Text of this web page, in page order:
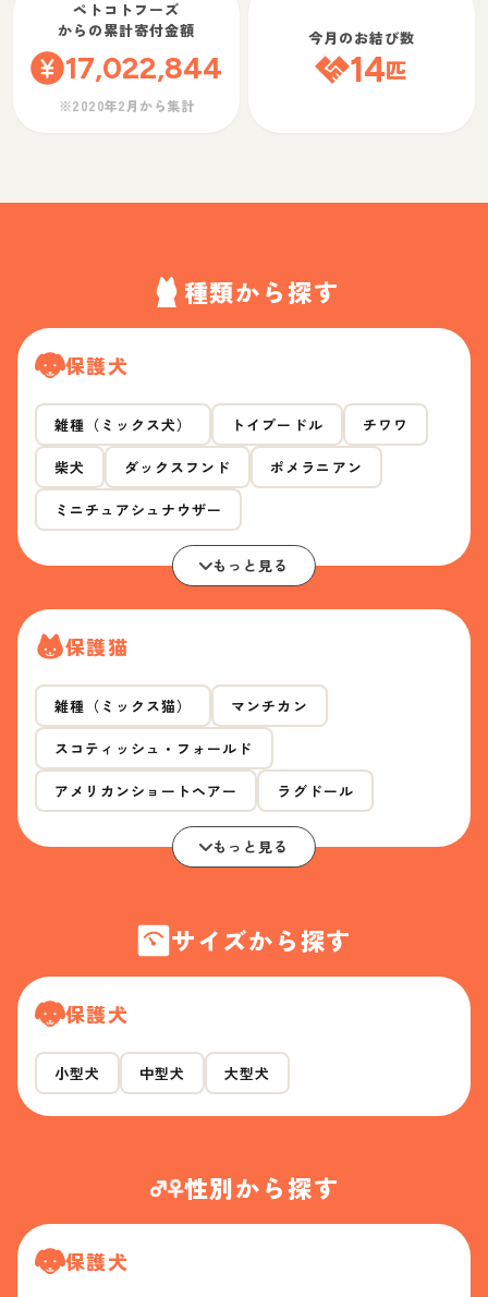
ペトコトフーズ
からの累計寄付金額
17,022,844
※2020年2月から集計
今月のお結び数
14匹
種類から探す
保護犬
雑種（ミックス犬） トイプードル チワワ
柴犬 ダックスフンド ポメラニアン
ミニチュアシュナウザー
もっと見る
保護猫
雑種（ミックス猫） マンチカン
スコティッシュ・フォールド
アメリカンショートヘアー ラグドール
もっと見る
サイズから探す
保護犬
小型犬 中型犬 大型犬
性別から探す
保護犬